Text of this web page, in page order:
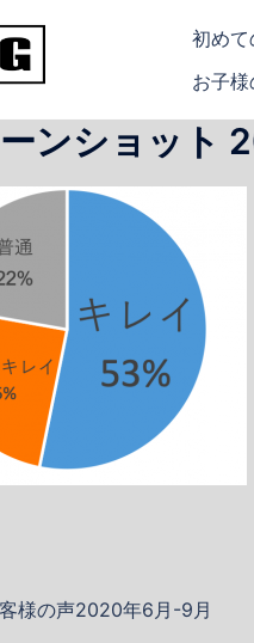
初め
お子
ンショット
様の声2020年6月-9月